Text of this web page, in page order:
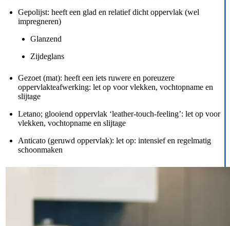
Gepolijst: heeft een glad en relatief dicht oppervlak (wel
impregneren)
Glanzend
Zijdeglans
Gezoet (mat): heeft een iets ruwere en poreuzere
oppervlakteafwerking: let op voor vlekken, vochtopname en
slijtage
Letano; glooiend oppervlak ‘leather-touch-feeling’: let op voor
vlekken, vochtopname en slijtage
Anticato (geruwd oppervlak): let op: intensief en regelmatig
schoonmaken